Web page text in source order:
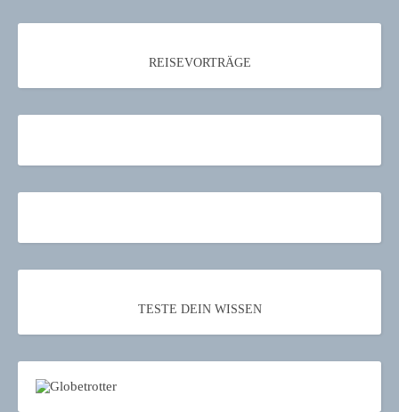
REISEVORTRÄGE
TESTE DEIN WISSEN